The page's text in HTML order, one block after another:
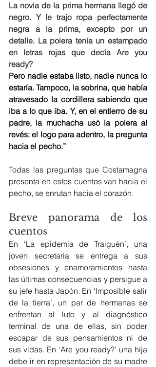
La novia de la prima hermana llegó de
negro. Y le trajo ropa perfectamente
negra a la prima, excepto por un
detalle. La polera tenía un estampado
en letras rojas que decía Are you
ready?
Pero nadie estaba listo, nadie nunca lo
estaría. Tampoco, la sobrina, que había
atravesado la cordillera sabiendo que
iba a lo que iba. Y, en el entierro de su
padre, la muchacha usó la polera al
revés: el logo para adentro, la pregunta
hacia el pecho.”
Todas las preguntas que Costamagna
presenta en estos cuentos van hacia el
pecho, se enrutan hacia el corazón.
Breve panorama de los
cuentos
En ‘La epidemia de Traiguén’, una
joven secretaria se entrega a sus
obsesiones y enamoramientos hasta
las últimas consecuencias y persigue a
su jefe hasta Japón. En ‘Imposible salir
de la tierra’, un par de hermanas se
enfrentan al luto y al diagnóstico
terminal de una de ellas, sin poder
escapar de sus pensamientos ni de
sus vidas. En ‘Are you ready?’ una hija
debe ir en representación de su madre